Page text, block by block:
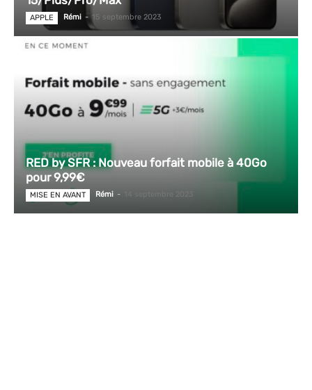
APPLE Rémi - 15 septembre 2023
RED by SFR : Nouveau forfait mobile à 40Go
pour 9,99€
MISE EN AVANT Rémi - 14 septembre 2023